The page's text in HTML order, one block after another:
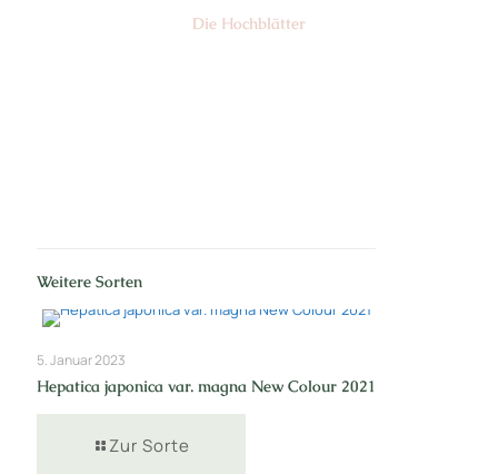
Die Hochblätter
Weitere Sorten
5. Januar 2023
Hepatica japonica var. magna New Colour 2021
Zur Sorte